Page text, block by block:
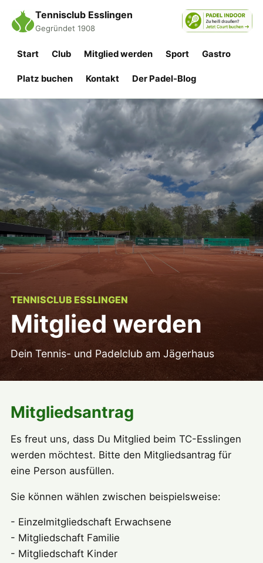
Tennisclub Esslingen
Gegründet 1908
Start Club Mitglied werden Sport Gastro
Platz buchen Kontakt Der Padel-Blog
TENNISCLUB ESSLINGEN
Mitglied werden
Dein Tennis- und Padelclub am Jägerhaus
Mitgliedsantrag
Es freut uns, dass Du Mitglied beim TC-Esslingen
werden möchtest. Bitte den Mitgliedsantrag für
eine Person ausfüllen.
Sie können wählen zwischen beispielsweise:
- Einzelmitgliedschaft Erwachsene
- Mitgliedschaft Familie
- Mitgliedschaft Kinder